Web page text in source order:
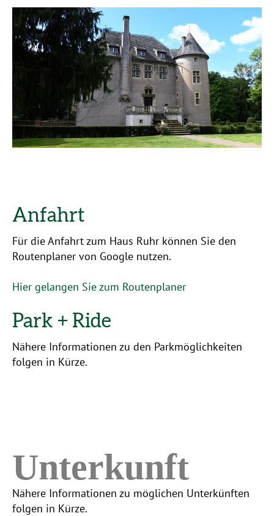
Anfahrt
Für die Anfahrt zum Haus Ruhr können Sie den
Routenplaner von Google nutzen.
Hier gelangen Sie zum Routenplaner
Park + Ride
Nähere Informationen zu den Parkmöglichkeiten
folgen in Kürze.
Unterkunft
Nähere Informationen zu möglichen Unterkünften
folgen in Kürze.